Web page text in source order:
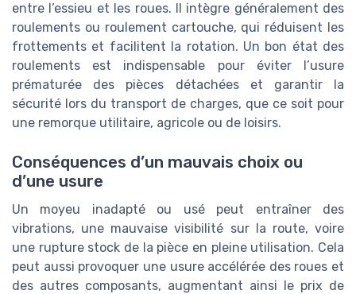
entre l’essieu et les roues. Il intègre généralement des
roulements ou roulement cartouche, qui réduisent les
frottements et facilitent la rotation. Un bon état des
roulements est indispensable pour éviter l’usure
prématurée des pièces détachées et garantir la
sécurité lors du transport de charges, que ce soit pour
une remorque utilitaire, agricole ou de loisirs.
Conséquences d’un mauvais choix ou
d’une usure
Un moyeu inadapté ou usé peut entraîner des
vibrations, une mauvaise visibilité sur la route, voire
une rupture stock de la pièce en pleine utilisation. Cela
peut aussi provoquer une usure accélérée des roues et
des autres composants, augmentant ainsi le prix de